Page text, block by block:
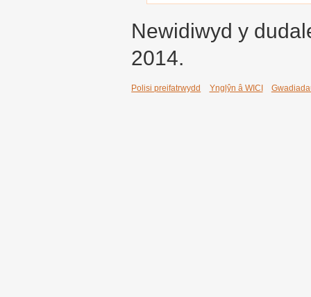
Newidiwyd y
2014.
Polisi preifatrwydd Ynglŷn â WICI